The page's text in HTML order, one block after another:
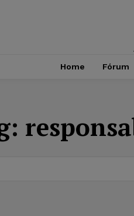
Home Fórum